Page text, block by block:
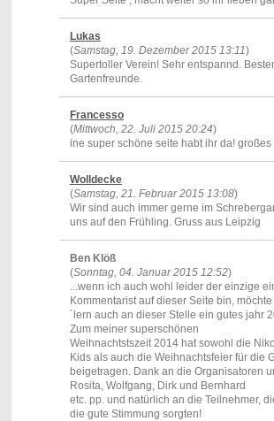
Lukas
(Samstag, 19. Dezember 2015 13:11)
Supertoller Verein! Sehr entspannd.
Gartenfreunde.
Francesso
(Mittwoch, 22. Juli 2015 20:24)
ine super schöne seite habt ihr da! großes
Wolldecke
(Samstag, 21. Februar 2015 13:08)
Wir sind auch immer gerne im
uns auf den Frühling. Gruss aus Leipzig
Ben Klöß
(Sonntag, 04. Januar 2015 12:52)
...wenn ich auch wohl leider der einzige
Kommentarist auf dieser Seite bin,
´lern auch an dieser Stelle ein gutes jahr
Zum meiner superschönen
Weihnachtstszeit 2014 hat sowohl die
Kids als auch die Weihnachtsfeier für die
beigetragen. Dank an die Organisatoren
Rosita, Wolfgang, Dirk und Bernhard
etc. pp. und natürlich an die Teilnehmer,
die gute Stimmung sorgten!